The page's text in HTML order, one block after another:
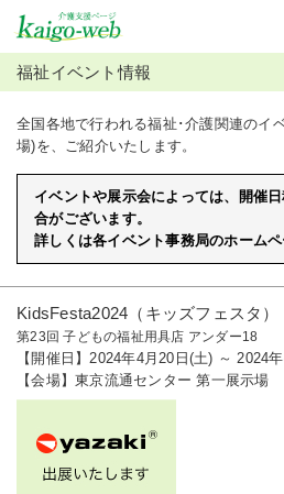
福祉イベント情報
全国各地で行われる福祉･介護関連のイ
場)を、ご紹介いたします。
イベントや展示会によっては、開催
合がございます。
詳しくは各イベント事務局のホームペ
KidsFesta2024（キッズフェスタ）
第23回 子どもの福祉用具店 アンダー18
【開催日】2024年4月20日(土) ～ 2024
【会場】東京流通センター 第一展示場